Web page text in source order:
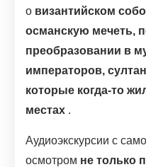
о византийском
османскую мечеть,
преобразовании в
императоров,
которые когда-то
местах .
Аудиоэкскурсии с
осмотром не только